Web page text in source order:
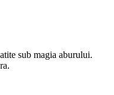
sub magia aburului.